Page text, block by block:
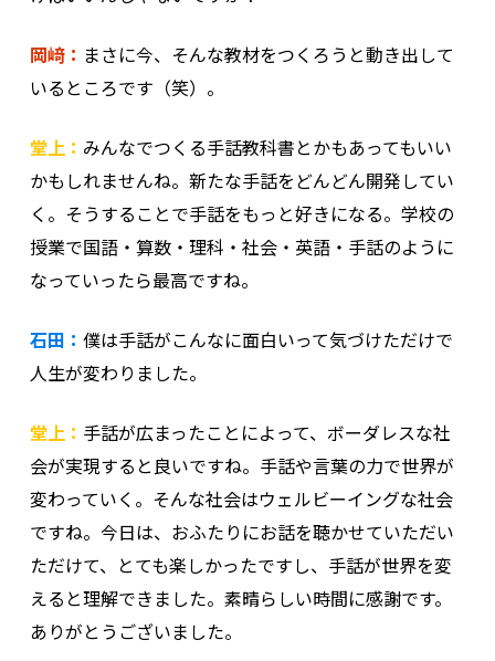
岡﨑： まさに今、そんな教材をつくろうと動き出して
いるところです（笑）。
堂上： みんなでつくる手話教科書とかもあってもいい
かもしれませんね。新たな手話をどんどん開発してい
く。そうすることで手話をもっと好きになる。学校の
授業で国語・算数・理科・社会・英語・手話のように
なっていったら最高ですね。
石田： 僕は手話がこんなに面白いって気づけただけで
人生が変わりました。
堂上： 手話が広まったことによって、ボーダレスな社
会が実現すると良いですね。手話や言葉の力で世界が
変わっていく。そんな社会はウェルビーイングな社会
ですね。今日は、おふたりにお話を聴かせていただい
ただけて、とても楽しかったですし、手話が世界を変
えると理解できました。素晴らしい時間に感謝です。
ありがとうございました。